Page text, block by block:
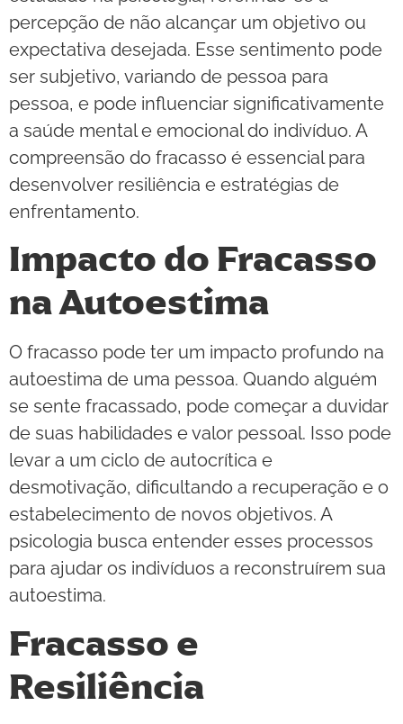
percepção de não alcançar um objetivo ou
expectativa desejada. Esse sentimento pode
ser subjetivo, variando de pessoa para
pessoa, e pode influenciar significativamente
a saúde mental e emocional do indivíduo. A
compreensão do fracasso é essencial para
desenvolver resiliência e estratégias de
enfrentamento.
Impacto do Fracasso
na Autoestima
O fracasso pode ter um impacto profundo na
autoestima de uma pessoa. Quando alguém
se sente fracassado, pode começar a duvidar
de suas habilidades e valor pessoal. Isso pode
levar a um ciclo de autocrítica e
desmotivação, dificultando a recuperação e o
estabelecimento de novos objetivos. A
psicologia busca entender esses processos
para ajudar os indivíduos a reconstruírem sua
autoestima.
Fracasso e
Resiliência